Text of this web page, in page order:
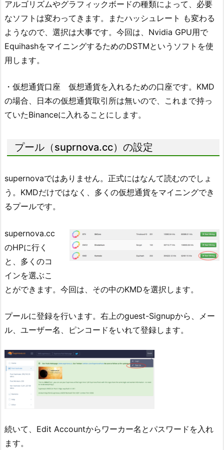
アルゴリズムやグラフィックボードの種類によって、必要
なソフトは変わってきます。またハッシュレート も変わる
ようなので、選択は大事です。今回は、Nvidia GPU用で
EquihashをマイニングするためのDSTMというソフトを使
用します。
・仮想通貨口座 仮想通貨を入れるための口座です。KMD
の場合、日本の仮想通貨取引所は無いので、これまで持っ
ていたBinanceに入れることにします。
プール（suprnova.cc）の設定
supernovaではありません。正式にはなんて読むのでしょ
う。KMDだけではなく、多くの仮想通貨をマイニングでき
るプールです。
supernova.cc
のHPに行く
と、多くのコ
インを選ぶこ
とができます。今回は、その中のKMDを選択します。
プールに登録を行います。右上のguest-Signupから、メー
ル、ユーザー名、ピンコードをいれて登録します。
続いて、Edit Accountからワーカー名とパスワードを入れ
ます。